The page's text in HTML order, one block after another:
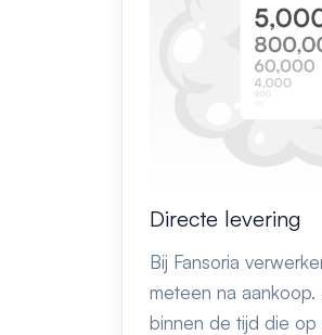
Directe levering
Bij Fansoria
meteen na
binnen de tijd die op